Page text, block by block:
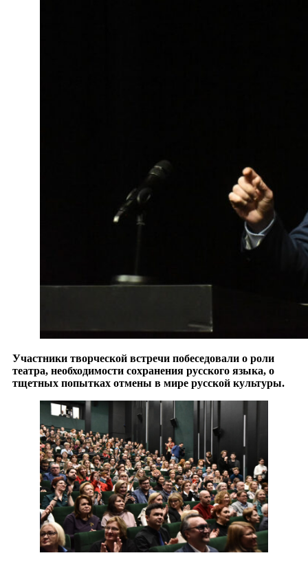
Участники творческой встречи побеседовали о роли
театра, необходимости сохранения русского языка, о
тщетных попытках отмены в мире русской культуры.